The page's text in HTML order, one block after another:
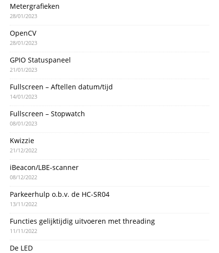
Metergrafieken
28/01/2023
OpenCV
28/01/2023
GPIO Statuspaneel
21/01/2023
Fullscreen – Aftellen datum/tijd
14/01/2023
Fullscreen – Stopwatch
08/01/2023
Kwizzie
21/12/2022
iBeacon/LBE-scanner
08/12/2022
Parkeerhulp o.b.v. de HC-SR04
13/11/2022
Functies gelijktijdig uitvoeren met threading
11/11/2022
De LED